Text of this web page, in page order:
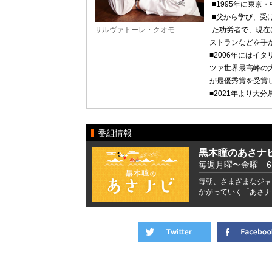
サルヴァトーレ・クオモ
■1995年に東京・
■父から学び、受
た功労者で、現在
ストランなどを手
■2006年にはイタ
ツァ世界最高峰の
が最優秀賞を受賞
■2021年より大分
番組情報
黒木瞳のあさナ
毎週月曜〜金曜
毎朝、さまざまなジ
かがっていく「あさ